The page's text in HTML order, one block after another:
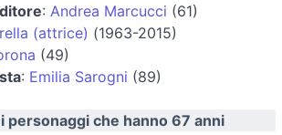
: Andrea Marcucci (61)
(attrice) (1963-2015)
(49)
: Emilia Sarogni (89)
personaggi che hanno 67 anni